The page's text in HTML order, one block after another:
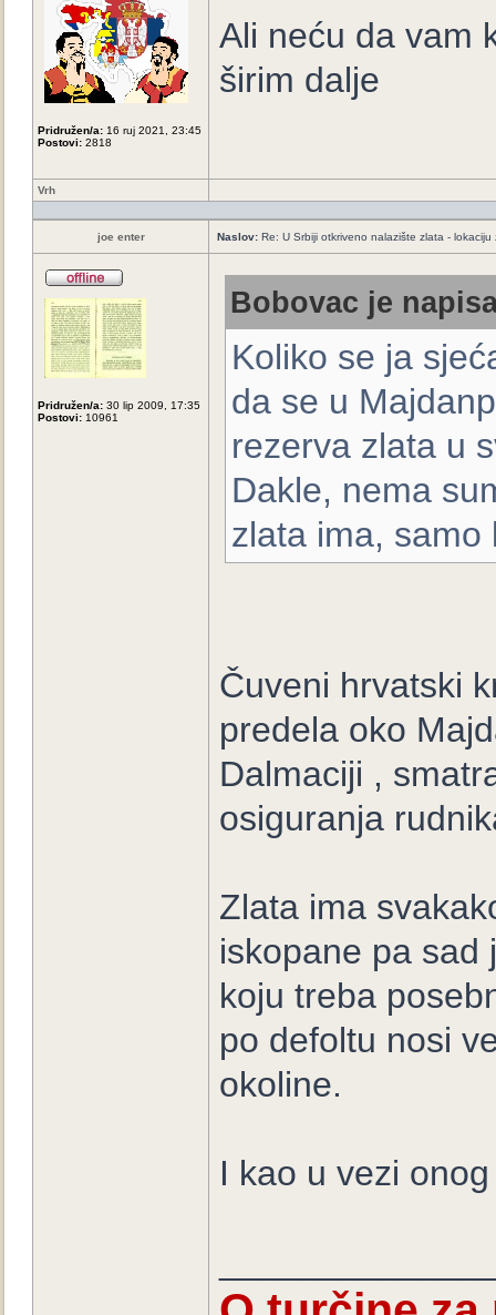
Pridružen/a: 16 ruj 2021, 23:45
Postovi: 2818
Ali neću da vam
širim dalje
Vrh
joe enter Naslov: Re: U Srbiji otkriveno nalazište zlata -
Pridružen/a: 30 lip 2009, 17:35
Postovi: 10961
Bobovac je
Koliko se ja
da se u
rezerva zlata u
Dakle, nema
zlata ima, samo
Čuveni hrvatski
predela oko
Dalmaciji ,
osiguranja
Zlata ima
iskopane pa sad
koju treba
po defoltu nosi
okoline.
I kao u vezi